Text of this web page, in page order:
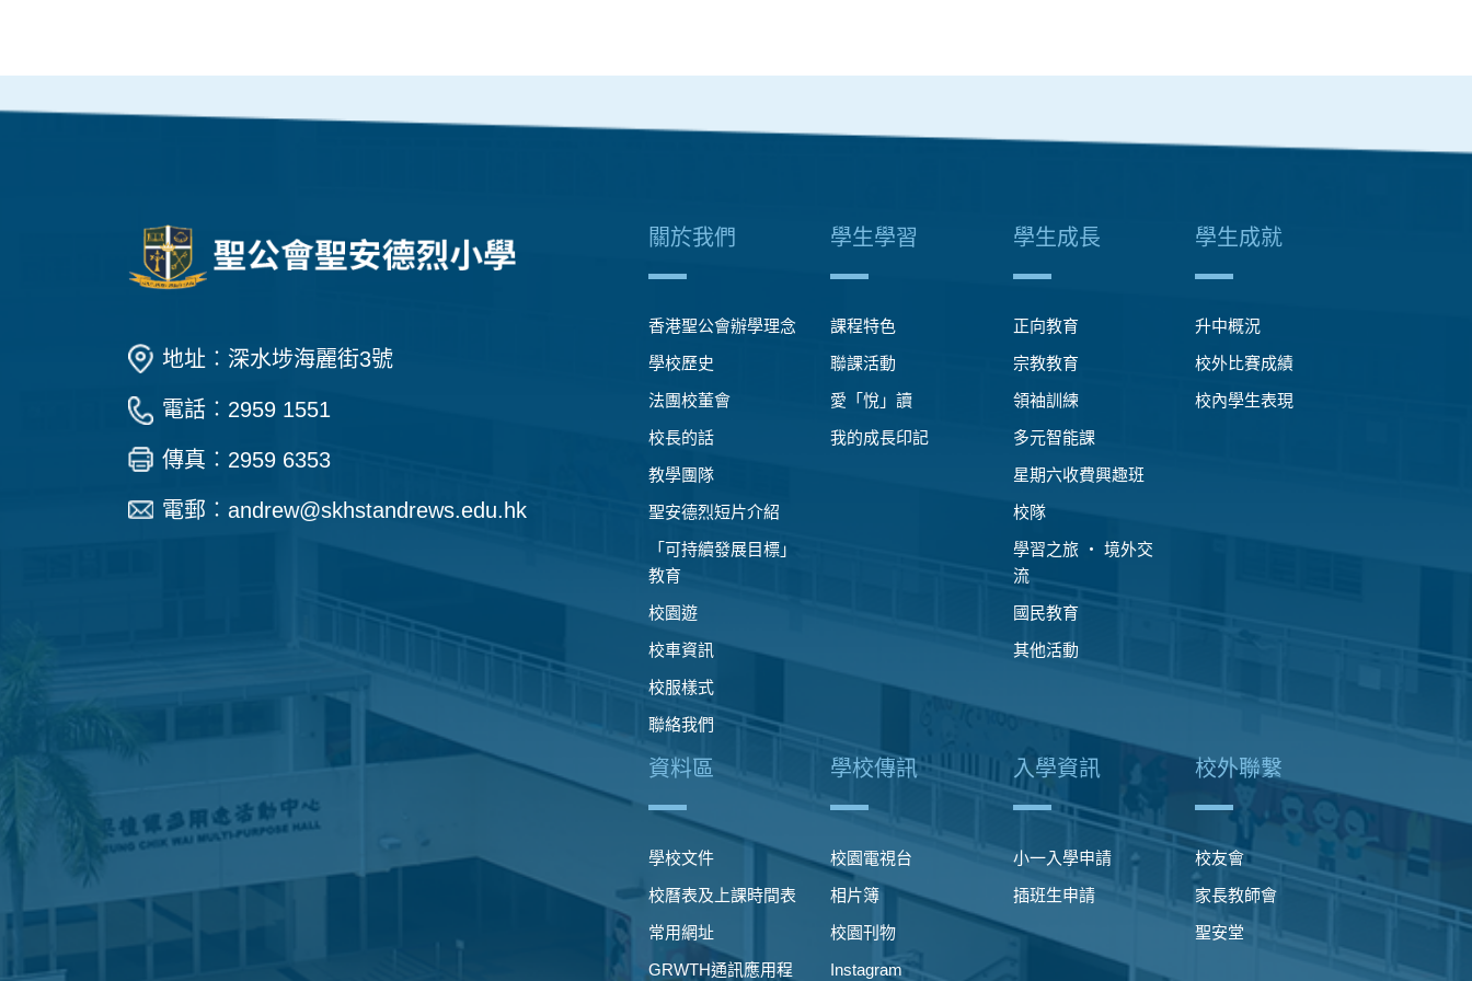
地址︰深水埗海麗街3號
電話︰2959 1551
傳真︰2959 6353
電郵︰ andrew@skhstandrews.edu.hk
關於我們
香港聖公會辦學理念
學校歷史
法團校董會
校長的話
教學團隊
聖安德烈短片介紹
「可持續發展目標」
教育
校園遊
校車資訊
校服樣式
聯絡我們
學生學習
課程特色
聯課活動
愛「悅」讀
我的成長印記
學生成長
正向教育
宗教教育
領袖訓練
多元智能課
星期六收費興趣班
校隊
學習之旅 ‧ 境外交
流
國民教育
其他活動
學生成就
升中概況
校外比賽成績
校內學生表現
資料區
學校文件
校曆表及上課時間表
常用網址
GRWTH通訊應用程
學校傳訊
校園電視台
相片簿
校園刊物
Instagram
入學資訊
小一入學申請
插班生申請
校外聯繫
校友會
家長教師會
聖安堂